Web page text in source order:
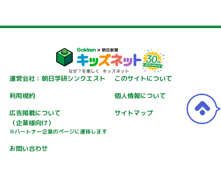
運営会社：朝日学研シンクエスト
このサイトについて
利用規約
個人情報について
広告掲載について
（企業様向け）
※パートナー企業のページに遷移します
サイトマップ
お問い合わせ